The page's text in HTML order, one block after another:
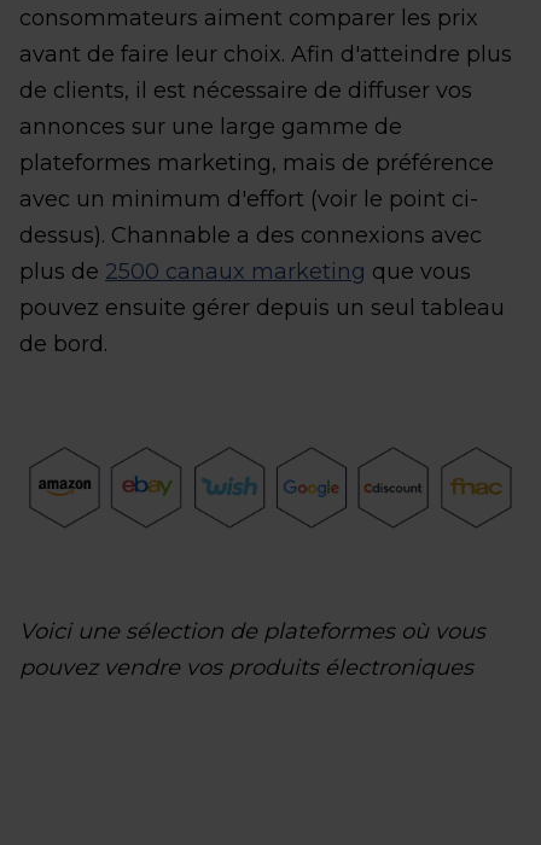
consommateurs aiment comparer les prix
avant de faire leur choix. Afin d'atteindre plus
de clients, il est nécessaire de diffuser vos
annonces sur une large gamme de
plateformes marketing, mais de préférence
avec un minimum d'effort (voir le point ci-
dessus). Channable a des connexions avec
plus de 2500 canaux marketing que vous
pouvez ensuite gérer depuis un seul tableau
de bord.
Voici une sélection de plateformes où vous
pouvez vendre vos produits électroniques